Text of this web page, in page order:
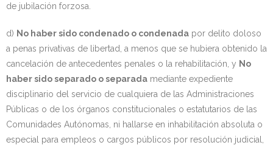
de jubilación forzosa.
d) No haber sido condenado o condenada por delito doloso
a penas privativas de libertad, a menos que se hubiera obtenido la
cancelación de antecedentes penales o la rehabilitación, y No
haber sido separado o separada mediante expediente
disciplinario del servicio de cualquiera de las Administraciones
Públicas o de los órganos constitucionales o estatutarios de las
Comunidades Autónomas, ni hallarse en inhabilitación absoluta o
especial para empleos o cargos públicos por resolución judicial,